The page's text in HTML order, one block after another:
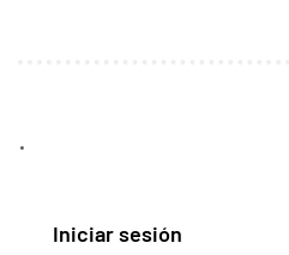
.
Iniciar sesión